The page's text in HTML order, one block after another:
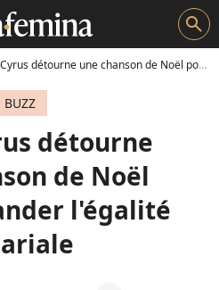
search
détourne une chanson de Noël pour demander l'égalité salariale
BUZZ
détourne
de Noël
l'égalité